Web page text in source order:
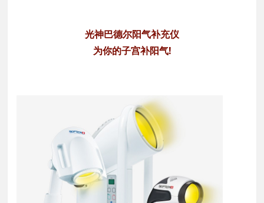
光神巴德尔阳气补充仪
为你的子宫补阳气!